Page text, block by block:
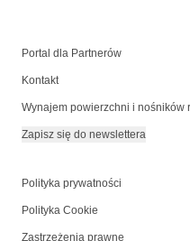
Portal dla Partnerów
Kontakt
Wynajem powierzchni i nośników
Zapisz się do newslettera
Polityka prywatności
Polityka Cookie
Zastrzeżenia prawne